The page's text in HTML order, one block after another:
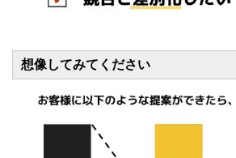
想像してみてください